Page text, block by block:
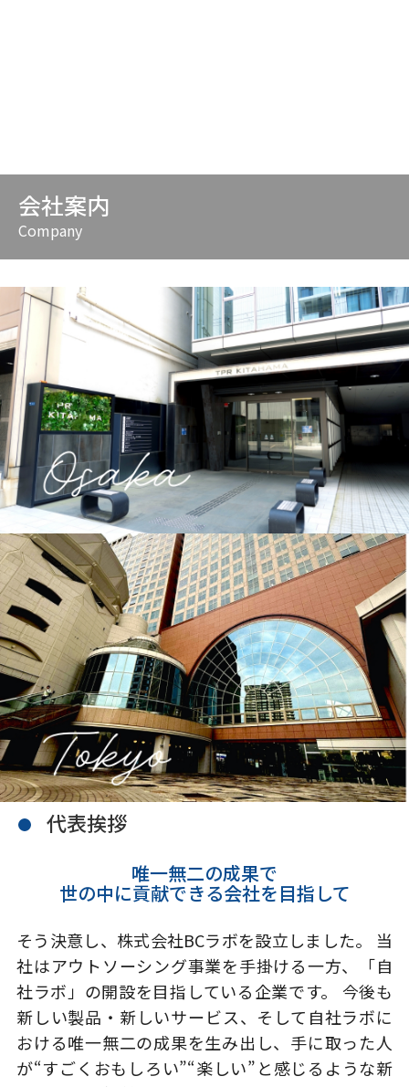
会社案内
Company
代表挨拶
唯一無二の成果で
世の中に貢献できる会社を目指して
そう決意し、株式会社BCラボを設立しました。 当
社はアウトソーシング事業を手掛ける一方、「自
社ラボ」の開設を目指している企業です。 今後も
新しい製品・新しいサービス、そして自社ラボに
おける唯一無二の成果を生み出し、手に取った人
が“すごくおもしろい”“楽しい”と感じるような新